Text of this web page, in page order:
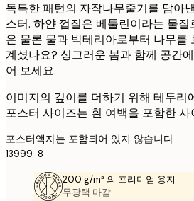
독특한 패턴의 자작나무줄기를 담아
스터. 하얀 껍질은 베툴린이라는 물
은 물론 물과 박테리아로부터 나무를
계셨나요? 싱그러운 봄과 함께 공간
어 보세요.
이미지의 깊이를 더하기 위해 테두리
포스터 사이즈는 흰 여백을 포함한 사
포스터액자는 포함되어 있지 않습니다.
13999-8
200 g/m² 의 프리미엄 용지
무광택 마감.